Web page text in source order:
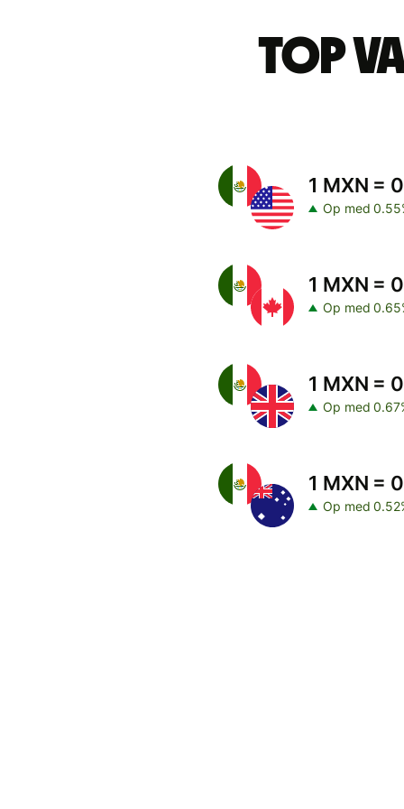
Top
1 MXN =
Op med
1 MXN =
Op med
1 MXN =
Op med
1 MXN =
Op med